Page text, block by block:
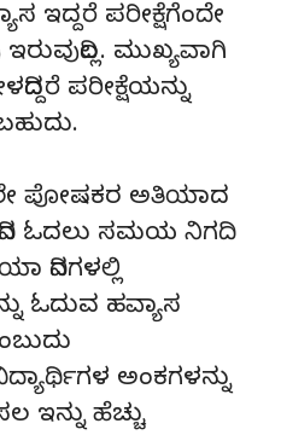
ಇದ್ದರೆ ಪರೀಕ್ಷೆಗೆಂದೇ
ಮುಖ್ಯವಾಗಿ
ಪರೀಕ್ಷೆಯನ್ನು
ಪೋಷಕರ ಅತಿಯಾದ
ಓದಲು ಸಮಯ ನಿಗದಿ
ದಿನಗಳಲ್ಲಿ
ಓದುವ ಹವ್ಯಾಸ
ಅಂಕಗಳನ್ನು
ಇನ್ನು ಹೆಚ್ಚು